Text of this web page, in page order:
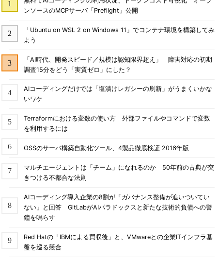
ンソースのMCPサーバ「Preflight」公開
「Ubuntu on WSL 2 on Windows 11」でコンテナ環境を構築してみ
よう
「AI時代、開発スピード／規模は認知限界超え」 障害対応の初期
調査15分をどう「実質ゼロ」にした？
AIコーディングだけでは「塩漬けレガシーの刷新」がうまくいかな
いワケ
Terraformにおける変数の使い方 外部ファイルやコマンドで変数
を利用するには
OSSのサーバ構築自動化ツール、4製品徹底検証 2016年版
マルチエージェントは「チーム」になれるのか 50年前の古典が突
きつける不都合な法則
AIコーディング導入企業の8割が「ガバナンス整備が追いついてい
ない」と回答 GitLabがAIパラドックスと新たな技術的負債への警
鐘を鳴らす
Red Hatの「IBMによる買収後」と、VMwareとの企業ITインフラ基
盤を巡る競合